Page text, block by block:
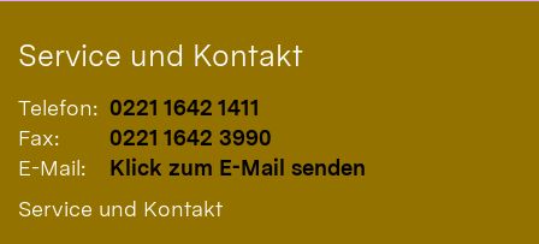
Service und Kontakt
Telefon: 0221 1642 1411
Fax:
0221 1642 3990
E-Mail:
Klick zum E-Mail senden
Service und Kontakt